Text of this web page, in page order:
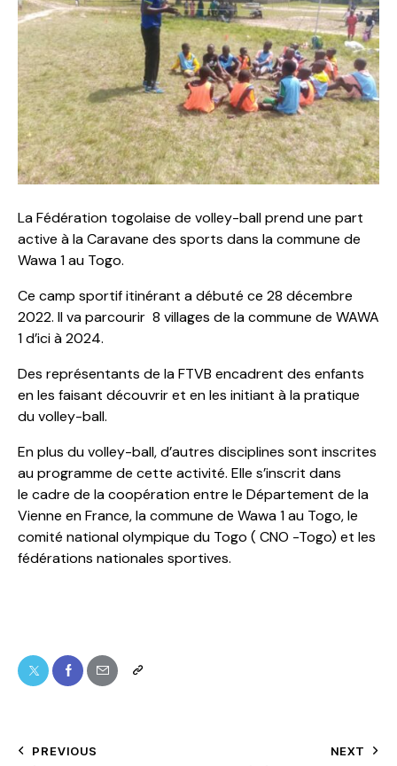
La Fédération togolaise de volley-ball prend une part
active à la Caravane des sports dans la commune de
Wawa 1 au Togo.
Ce camp sportif itinérant a débuté ce 28 décembre
2022. Il va parcourir 8 villages de la commune de WAWA
1 d’ici à 2024.
Des représentants de la FTVB encadrent des enfants
en les faisant découvrir et en les initiant à la pratique
du volley-ball.
En plus du volley-ball, d’autres disciplines sont inscrites
au programme de cette activité. Elle s’inscrit dans
le cadre de la coopération entre le Département de la
Vienne en France, la commune de Wawa 1 au Togo, le
comité national olympique du Togo ( CNO -Togo) et les
fédérations nationales sportives.
PREVIOUS NEXT